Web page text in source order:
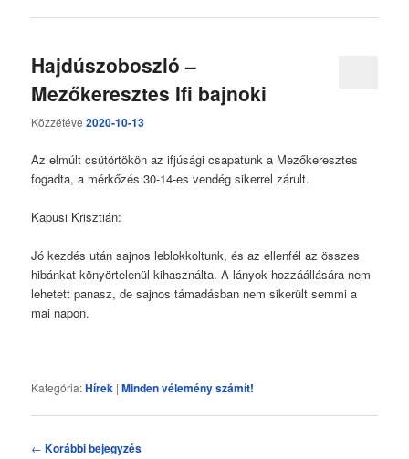
Hajdúszoboszló –
Mezőkeresztes Ifi bajnoki
Közzétéve2020-10-13
Az elmúlt csütörtökön az ifjúsági csapatunk a Mezőkeresztes
fogadta, a mérkőzés 30-14-es vendég sikerrel zárult.
Kapusi Krisztián:
Jó kezdés után sajnos leblokkoltunk, és az ellenfél az összes
hibánkat könyörtelenül kihasználta. A lányok hozzáállására nem
lehetett panasz, de sajnos támadásban nem sikerült semmi a
mai napon.
Kategória:Hírek |Minden vélemény számít!
Bejegyzés
← Korábbi bejegyzés